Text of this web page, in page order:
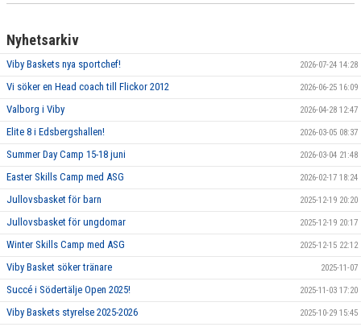
Nyhetsarkiv
Viby Baskets nya sportchef! 2026-07-24 14:28
Vi söker en Head coach till Flickor 2012 2026-06-25 16:09
Valborg i Viby 2026-04-28 12:47
Elite 8 i Edsbergshallen! 2026-03-05 08:37
Summer Day Camp 15-18 juni 2026-03-04 21:48
Easter Skills Camp med ASG 2026-02-17 18:24
Jullovsbasket för barn 2025-12-19 20:20
Jullovsbasket för ungdomar 2025-12-19 20:17
Winter Skills Camp med ASG 2025-12-15 22:12
Viby Basket söker tränare 2025-11-07
Succé i Södertälje Open 2025! 2025-11-03 17:20
Viby Baskets styrelse 2025-2026 2025-10-29 15:45